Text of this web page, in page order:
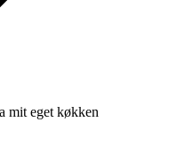
mit eget køkken